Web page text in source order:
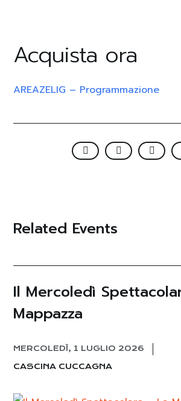
Acquista ora
AREAZELIG – Programmazione
Related Events
Il Mercoledì
Mappazza
MERCOLEDÌ, 1 LUGLIO 2026
CASCINA CUCCAGNA